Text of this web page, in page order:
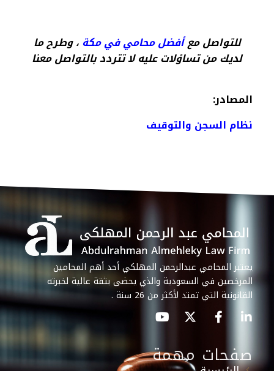
للتواصل معأفضل محامي في مكة ، وطرح ما
لديك من تساؤلات عليه لا تتردد بالتواصل معنا
المصادر:
نظام السجن والتوقيف
يعتبر المحامي عبدالرحمن المهلكي أحد أهم المحامين
المرخصين في السعودية والذي يحضى بثقة عالية لخبرته
القانونية التي تمتد لأكثر من 26 سنة .
صفحات مهمة